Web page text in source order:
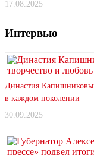
17.08.2025
Интервью
Династия
в каждом поколении
30.09.2025